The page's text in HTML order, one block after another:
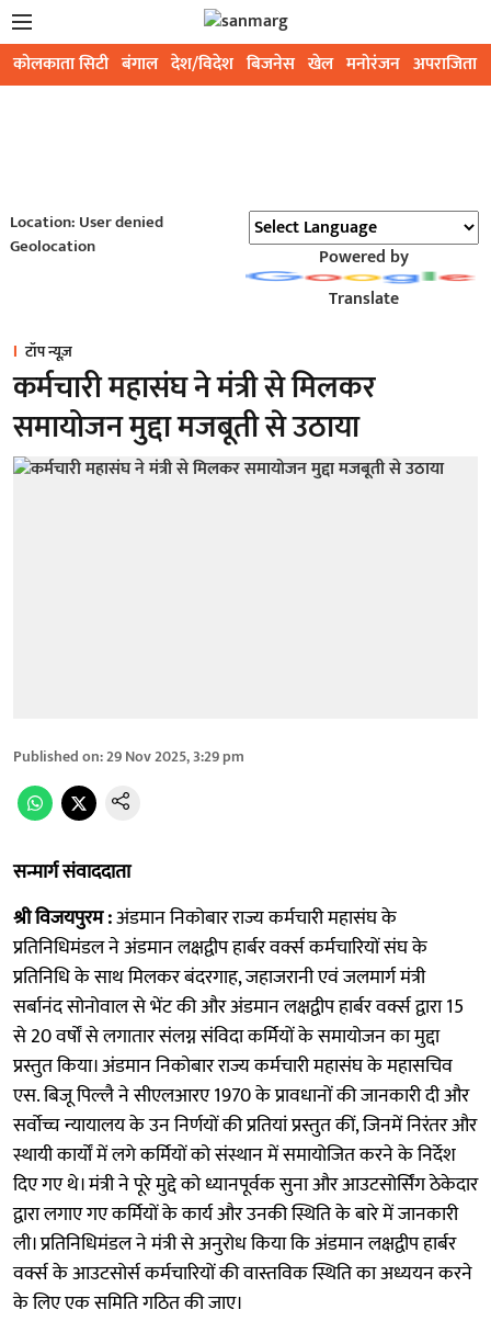
कोलकाता सिटी बंगाल देश/विदेश बिजनेस खेल मनोरंजन अपराजिता
Location: User denied
Geolocation
Powered by
Translate
टॉप न्यूज़
कर्मचारी महासंघ ने मंत्री से मिलकर
समायोजन मुद्दा मजबूती से उठाया
Published on:29 Nov 2025, 3:29 pm
सन्मार्ग संवाददाता
श्री विजयपुरम :अंडमान निकोबार राज्य कर्मचारी महासंघ के
प्रतिनिधिमंडल ने अंडमान लक्षद्वीप हार्बर वर्क्स कर्मचारियों संघ के
प्रतिनिधि के साथ मिलकर बंदरगाह, जहाजरानी एवं जलमार्ग मंत्री
सर्बानंद सोनोवाल से भेंट की और अंडमान लक्षद्वीप हार्बर वर्क्स द्वारा 15
से 20 वर्षों से लगातार संलग्न संविदा कर्मियों के समायोजन का मुद्दा
प्रस्तुत किया। अंडमान निकोबार राज्य कर्मचारी महासंघ के महासचिव
एस. बिजू पिल्लै ने सीएलआरए 1970 के प्रावधानों की जानकारी दी और
सर्वोच्च न्यायालय के उन निर्णयों की प्रतियां प्रस्तुत कीं, जिनमें निरंतर और
स्थायी कार्यों में लगे कर्मियों को संस्थान में समायोजित करने के निर्देश
दिए गए थे। मंत्री ने पूरे मुद्दे को ध्यानपूर्वक सुना और आउटसोर्सिंग ठेकेदार
द्वारा लगाए गए कर्मियों के कार्य और उनकी स्थिति के बारे में जानकारी
ली। प्रतिनिधिमंडल ने मंत्री से अनुरोध किया कि अंडमान लक्षद्वीप हार्बर
वर्क्स के आउटसोर्स कर्मचारियों की वास्तविक स्थिति का अध्ययन करने
के लिए एक समिति गठित की जाए।